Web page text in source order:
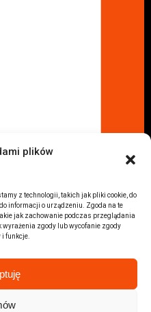
plików
z technologii, takich jak pliki cookie, do
informacji o urządzeniu. Zgoda na te
jak zachowanie podczas przeglądania
wyrażenia zgody lub wycofanie zgody
i funkcje.